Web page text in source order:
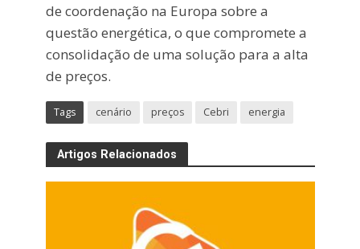
de coordenação na Europa sobre a
questão energética, o que compromete a
consolidação de uma solução para a alta
de preços.
Tags cenário preços Cebri energia
Artigos Relacionados